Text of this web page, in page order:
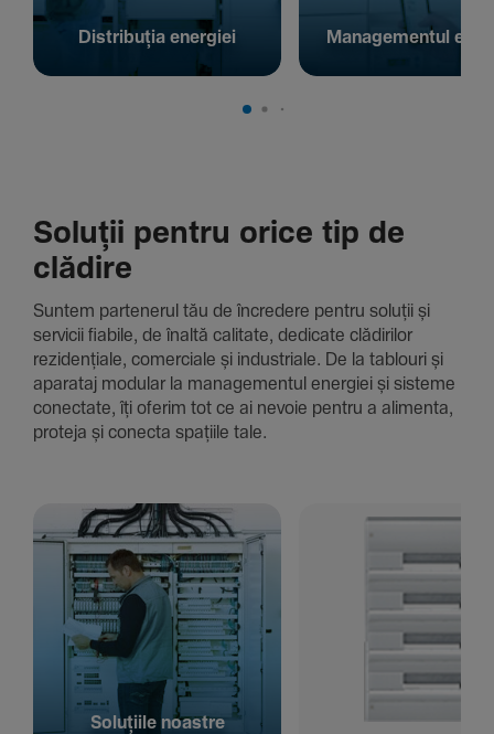
Distribuția energiei Managementul
Soluții pentru orice tip de
clădire
Suntem parte­nerul tău de încre­dere pentru soluții și
servicii fiabile, de înaltă cali­tate, dedi­cate clădi­rilor
rezi­den­țiale, comer­ciale și indus­triale. De la tablouri și
aparataj modular la managementul energiei și sisteme
conec­tate, îți oferim tot ce ai nevoie pentru a alimenta,
proteja și conecta spațiile tale.
Solu­țiile noastre